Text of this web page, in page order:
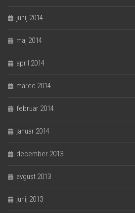
junij 2014
maj 2014
april 2014
marec 2014
februar 2014
januar 2014
december 2013
avgust 2013
junij 2013